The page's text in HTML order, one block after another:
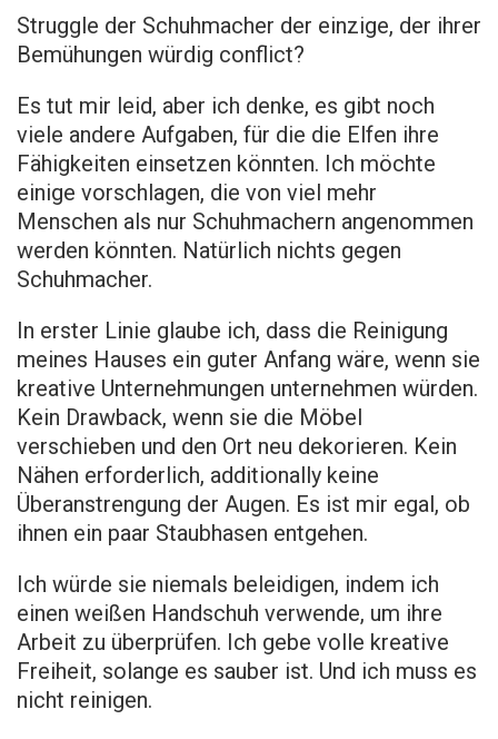
Struggle der Schuhmacher der einzige, der ihrer
Bemühungen würdig conflict?
Es tut mir leid, aber ich denke, es gibt noch
viele andere Aufgaben, für die die Elfen ihre
Fähigkeiten einsetzen könnten. Ich möchte
einige vorschlagen, die von viel mehr
Menschen als nur Schuhmachern angenommen
werden könnten. Natürlich nichts gegen
Schuhmacher.
In erster Linie glaube ich, dass die Reinigung
meines Hauses ein guter Anfang wäre, wenn sie
kreative Unternehmungen unternehmen würden.
Kein Drawback, wenn sie die Möbel
verschieben und den Ort neu dekorieren. Kein
Nähen erforderlich, additionally keine
Überanstrengung der Augen. Es ist mir egal, ob
ihnen ein paar Staubhasen entgehen.
Ich würde sie niemals beleidigen, indem ich
einen weißen Handschuh verwende, um ihre
Arbeit zu überprüfen. Ich gebe volle kreative
Freiheit, solange es sauber ist. Und ich muss es
nicht reinigen.